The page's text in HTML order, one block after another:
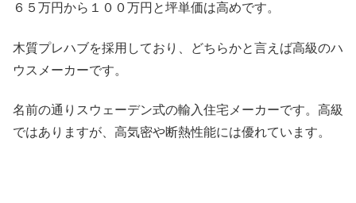
６５万円から１００万円と坪単価は高めです。
木質プレハブを採用しており、どちらかと言えば高級のハ
ウスメーカーです。
名前の通りスウェーデン式の輸入住宅メーカーです。高級
ではありますが、 高気密や断熱性能には優れています。